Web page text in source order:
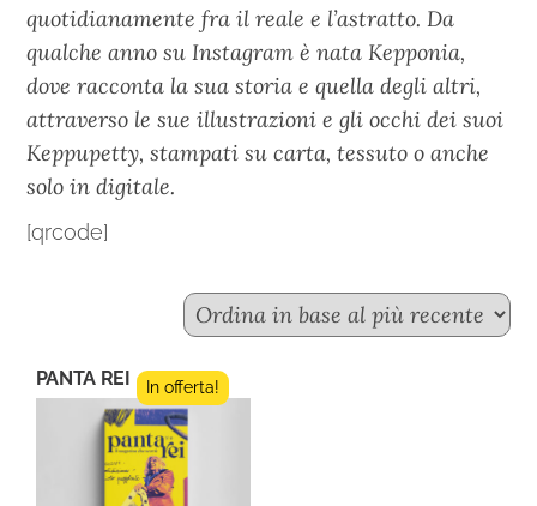
quotidianamente fra il reale e l’astratto. Da
qualche anno su Instagram è nata Kepponia,
dove racconta la sua storia e quella degli altri,
attraverso le sue illustrazioni e gli occhi dei suoi
Keppupetty, stampati su carta, tessuto o anche
solo in digitale.
[qrcode]
PANTA REI In offerta!